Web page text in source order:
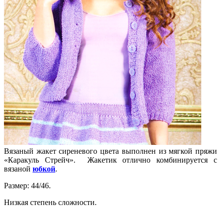
Вязаный жакет сиреневого цвета выполнен из мягкой пряжи
«Каракуль Стрейч». Жакетик отлично комбинируется с
вязаной юбкой.
Размер: 44/46.
Низкая степень сложности.